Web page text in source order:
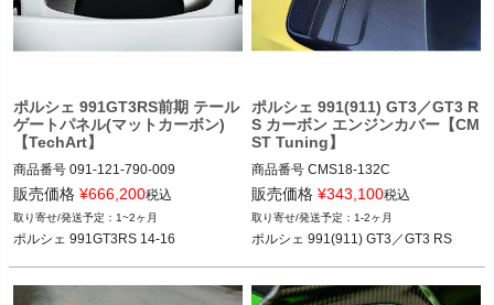
ポルシェ 991GT3RS前期 テール
ゲートパネル(マットカーボン)
【TechArt】
商品番号 091-121-790-009
091-121-790-009
12VIVID”091.121.790.009”
販売価格 ¥666,200税込
1~2ヶ月
ポルシェ 991GT3RS 14-16
ポルシェ 991(911) GT3／GT3 R
S カーボン エンジンカバー【CM
ST Tuning】
商品番号 CMS18-132C
CMS18-132C
ポルシェ 991(911) GT3／GT3 RS 11-
18
販売価格 ¥343,100税込
1-2ヶ月
ポルシェ 991(911) GT3／GT3 RS